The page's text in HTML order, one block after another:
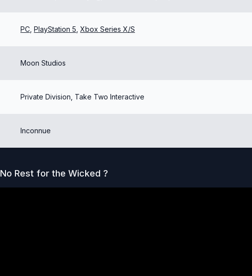
PC PlayStation 5 Xbox Series X/S
Moon Studios
Private Division, Take Two Interactive
Inconnue
No Rest for the Wicked ?